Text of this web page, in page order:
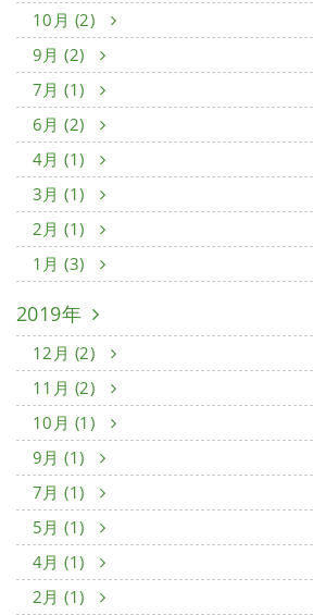
10月 (2)
9月 (2)
7月 (1)
6月 (2)
4月 (1)
3月 (1)
2月 (1)
1月 (3)
2019年
12月 (2)
11月 (2)
10月 (1)
9月 (1)
7月 (1)
5月 (1)
4月 (1)
2月 (1)